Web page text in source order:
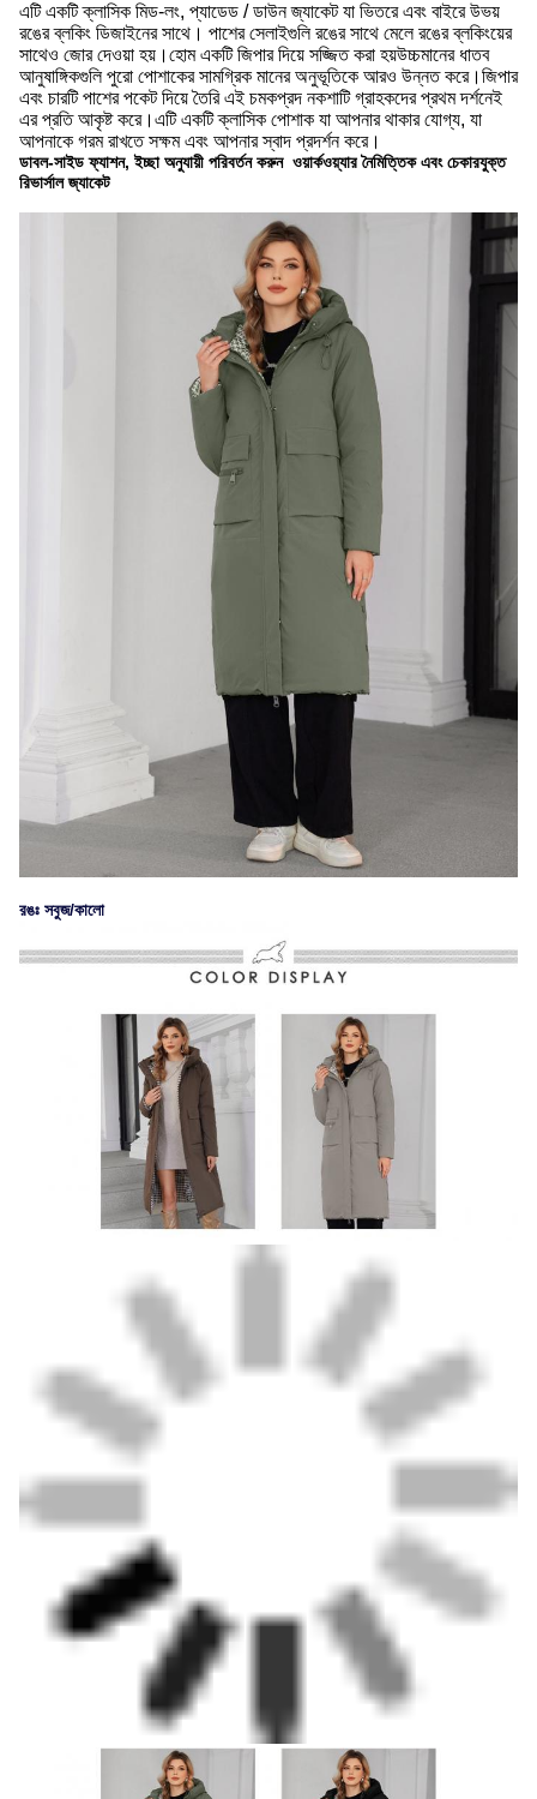
এটি একটি ক্লাসিক মিড-লং, প্যাডেড / ডাউন জ্যাকেট যা ভিতরে এবং বাইরে উভয়
রঙের ব্লকিং ডিজাইনের সাথে। পাশের সেলাইগুলি রঙের সাথে মেলে রঙের ব্লকিংয়ের
সাথেও জোর দেওয়া হয়।হোম একটি জিপার দিয়ে সজ্জিত করা হয়উচ্চমানের ধাতব
আনুষাঙ্গিকগুলি পুরো পোশাকের সামগ্রিক মানের অনুভূতিকে আরও উন্নত করে।জিপার
এবং চারটি পাশের পকেট দিয়ে তৈরি এই চমকপ্রদ নকশাটি গ্রাহকদের প্রথম দর্শনেই
এর প্রতি আকৃষ্ট করে।এটি একটি ক্লাসিক পোশাক যা আপনার থাকার যোগ্য, যা
আপনাকে গরম রাখতে সক্ষম এবং আপনার স্বাদ প্রদর্শন করে।
ডাবল-সাইড ফ্যাশন, ইচ্ছা অনুযায়ী পরিবর্তন করুন ️ ওয়ার্কওয়্যার নৈমিত্তিক এবং চেকারযুক্ত
রিভার্সাল জ্যাকেট
রঙঃ সবুজ/কালো